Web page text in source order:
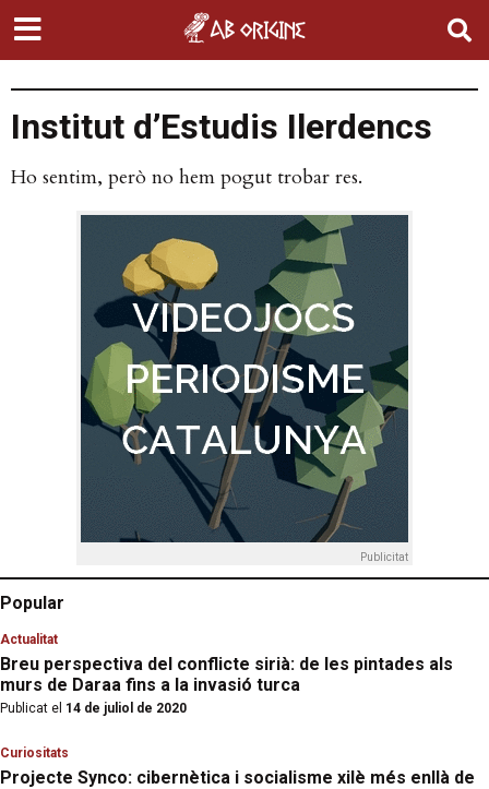
Institut d’Estudis Ilerdencs
Ho sentim, però no hem pogut trobar res.
Publicitat
Popular
Actualitat
Breu perspectiva del conflicte sirià: de les pintades als
murs de Daraa fins a la invasió turca
Publicat el 14 de juliol de 2020
Curiositats
Projecte Synco: cibernètica i socialisme xilè més enllà de